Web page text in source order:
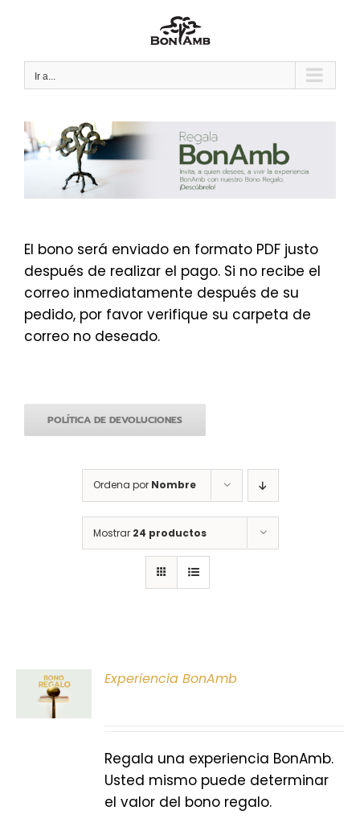
Ir a...
El bono será enviado en formato PDF justo
después de realizar el pago. Si no recibe el
correo inmediatamente después de su
pedido, por favor verifique su carpeta de
correo no deseado.
POLÍTICA DE DEVOLUCIONES
Ordena por Nombre
Mostrar 24 productos
Experiencia BonAmb
Regala una experiencia BonAmb.
Usted mismo puede determinar
el valor del bono regalo.